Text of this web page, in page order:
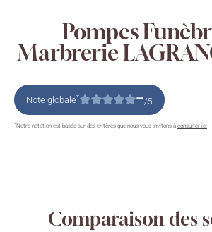
Pompes
Marbrerie
Note globale* –/5
*Notre notation est basée sur des critères que nous vous invitons à consulter ici
Comparaison des